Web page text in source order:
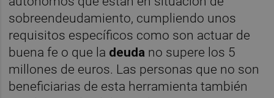
sobreendeudamiento, cumpliendo unos
requisitos específicos como son actuar de
buena fe o que la deuda no supere los 5
millones de euros. Las personas que no son
beneficiarias de esta herramienta también